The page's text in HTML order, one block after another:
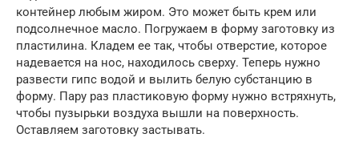
контейнер любым жиром. Это может быть крем или
подсолнечное масло. Погружаем в форму заготовку из
пластилина. Кладем ее так, чтобы отверстие, которое
надевается на нос, находилось сверху. Теперь нужно
развести гипс водой и вылить белую субстанцию в
форму. Пару раз пластиковую форму нужно встряхнуть,
чтобы пузырьки воздуха вышли на поверхность.
Оставляем заготовку застывать.